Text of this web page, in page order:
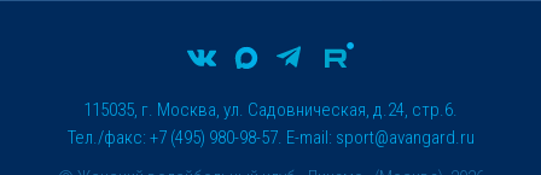
115035, г. Москва, ул. Садовническая, д.24, стр.6.
Тел./факс: +7 (495) 980-98-57. E-mail: sport@avangard.ru